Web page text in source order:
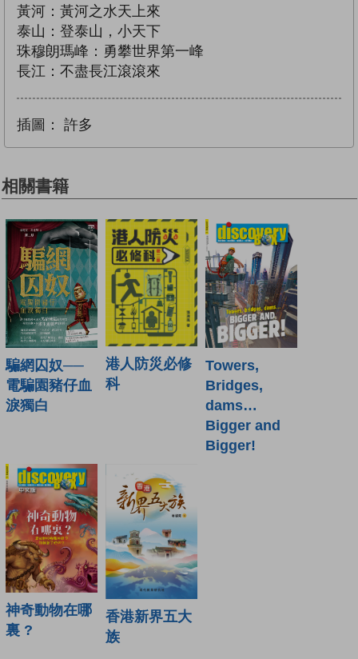
黃河：黃河之水天上來
泰山：登泰山，小天下
珠穆朗瑪峰：勇攀世界第一峰
長江：不盡長江滾滾來
插圖： 許多
相關書籍
騙網囚奴──
電騙園豬仔血
淚獨白
港人防災必修
科
Towers,
Bridges,
dams…
Bigger and
Bigger!
神奇動物在哪
裏 ?
香港新界五大
族